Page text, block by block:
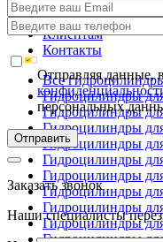
Производство
Клиентам
Контакты
Все
Гидроцилиндры
Гидроцилиндры
Гидроцилиндры
Гидроцилиндры
Гидроцилиндры
Гидроцилиндры
Гидроцилиндры
Гидроцилиндры
Гидроцилиндры
Гидроцилиндры
Отправляя данные,
персональных
Отправить
Заказать звонок
Наши специалисты